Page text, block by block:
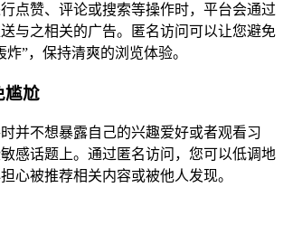
点赞、评论或搜索等操作时，平台会通过
与之相关的广告。匿名访问可以让您避免
”，保持清爽的浏览体验。
尴尬
并不想暴露自己的兴趣爱好或者观看习
感话题上。通过匿名访问，您可以低调地
心被推荐相关内容或被他人发现。